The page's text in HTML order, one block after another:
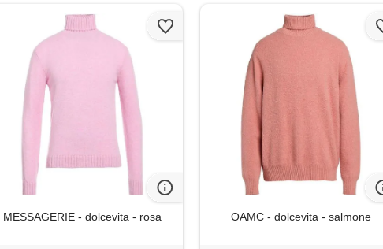
MESSAGERIE - dolcevita - rosa OAMC - dolcevita - salmone